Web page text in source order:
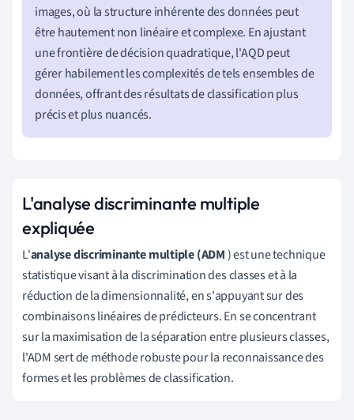
images, où la structure inhérente des données peut
être hautement non linéaire et complexe. En ajustant
une frontière de décision quadratique, l'AQD peut
gérer habilement les complexités de tels ensembles de
données, offrant des résultats de classification plus
précis et plus nuancés.
L'analyse discriminante multiple
expliquée
L'analyse discriminante multiple (ADM) est une technique
statistique visant à la discrimination des classes et à la
réduction de la dimensionnalité, en s'appuyant sur des
combinaisons linéaires de prédicteurs. En se concentrant
sur la maximisation de la séparation entre plusieurs classes,
l'ADM sert de méthode robuste pour la reconnaissance des
formes et les problèmes de classification.